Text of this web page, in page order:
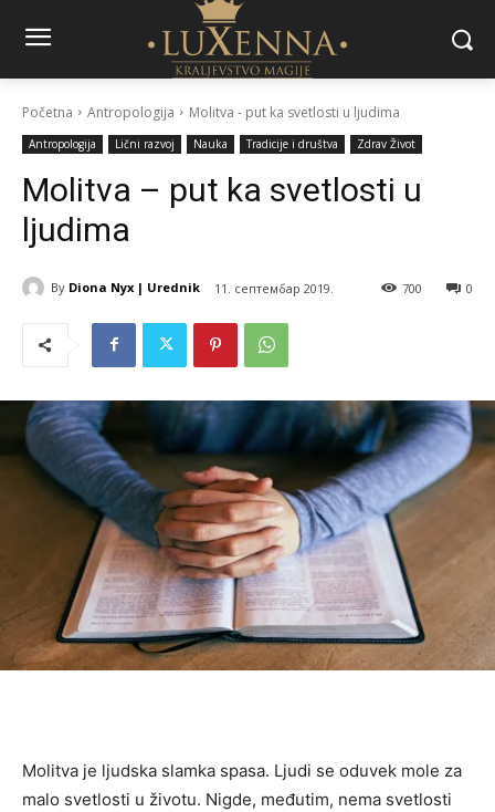
Početna Antropologija Molitva - put ka svetlosti u ljudima
Antropologija Lični razvoj Nauka Tradicije i društva Zdrav Život
Molitva – put ka svetlosti u
ljudima
By Diona Nyx | Urednik 11. септембар 2019. 0
700
Molitva je ljudska slamka spasa. Ljudi se oduvek mole za
malo svetlosti u životu. Nigde, međutim, nema svetlosti